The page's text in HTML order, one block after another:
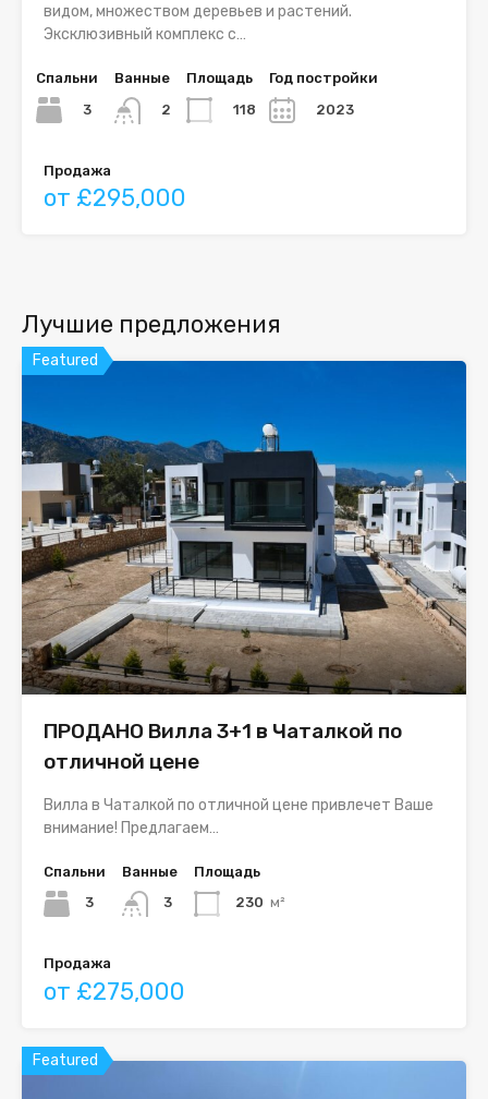
видом, множеством деревьев и растений.
Эксклюзивный комплекс с…
Спальни
3
Ванные
2
Площадь
118
Год постройки
2023
Продажа
от £295,000
Лучшие предложения
Featured
ПРОДАНО Вилла 3+1 в Чаталкой по
отличной цене
Вилла в Чаталкой по отличной цене привлечет Ваше
внимание! Предлагаем…
Спальни
3
Ванные
3
Площадь
230 м²
Продажа
от £275,000
Featured